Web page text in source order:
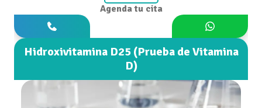
Agenda tu cita
Hidroxivitamina D25 (Prueba de Vitamina
D)